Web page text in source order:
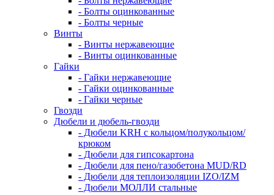
- Болты оцинкованные
- Болты черные
Винты
- Винты нержавеющие
- Винты оцинкованные
Гайки
- Гайки нержавеющие
- Гайки оцинкованные
- Гайки черные
Гвозди
Дюбели и дюбель-гвозди
- Дюбели KRH с кольцом/полукольцом/
крюком
- Дюбели для гипсокартона
- Дюбели для пено/газобетона MUD/RD
- Дюбели для теплоизоляции IZO/IZM
- Дюбели МОЛЛИ стальные